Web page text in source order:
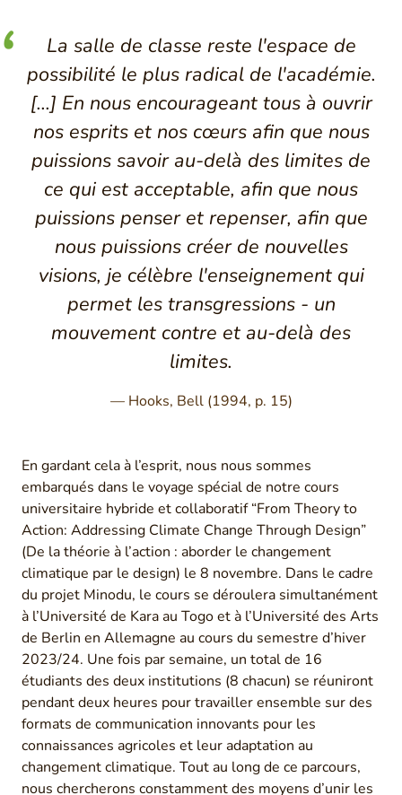
La salle de classe reste l'espace de
possibilité le plus radical de l'académie.
[...] En nous encourageant tous à ouvrir
nos esprits et nos cœurs afin que nous
puissions savoir au-delà des limites de
ce qui est acceptable, afin que nous
puissions penser et repenser, afin que
nous puissions créer de nouvelles
visions, je célèbre l'enseignement qui
permet les transgressions - un
mouvement contre et au-delà des
limites.
Hooks, Bell (1994, p. 15)
En gardant cela à l’esprit, nous nous sommes
embarqués dans le voyage spécial de notre cours
universitaire hybride et collaboratif “From Theory to
Action: Addressing Climate Change Through Design”
(De la théorie à l’action : aborder le changement
climatique par le design) le 8 novembre. Dans le cadre
du projet Minodu, le cours se déroulera simultanément
à l’Université de Kara au Togo et à l’Université des Arts
de Berlin en Allemagne au cours du semestre d’hiver
2023/24. Une fois par semaine, un total de 16
étudiants des deux institutions (8 chacun) se réuniront
pendant deux heures pour travailler ensemble sur des
formats de communication innovants pour les
connaissances agricoles et leur adaptation au
changement climatique. Tout au long de ce parcours,
nous chercherons constamment des moyens d’unir les